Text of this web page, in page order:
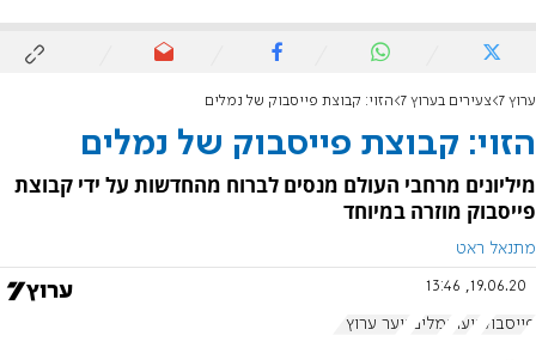
ערוץ 7 צעירים בערוץ 7 הזוי: קבוצת פייסבוק של נמלים
הזוי: קבוצת פייסבוק של נמלים
מיליונים מרחבי העולם מנסים לברוח מהחדשות על ידי קבוצת
פייסבוק מוזרה במיוחד
מתנאל ראט
19.06.20, 13:46
פייסבוק נוער נמלים נוער ערוץ 7